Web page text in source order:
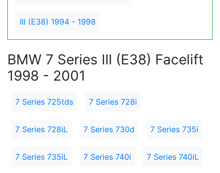
III (E38) 1994 - 1998
BMW 7 Series III (E38) Facelift
1998 - 2001
7 Series 725tds 7 Series 728i
7 Series 728iL 7 Series 730d 7 Series 735i
7 Series 735iL 7 Series 740i 7 Series 740iL